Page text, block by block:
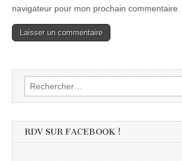
navigateur pour mon prochain commentaire.
Rechercher :
RDV SUR FACEBOOK !